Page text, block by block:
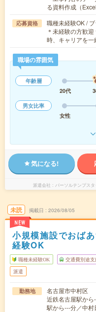
る資料作成（
応募資格
職種未経験OK /
＊未経験の方歓
時、キャリアを
職場の雰囲気
年齢層
20代
男女比率
女性
気になる!
派遣会社 パーソルテンプス
未読
NEW
掲載日 2026/08/05
小規模施設でおば
経験OK
職種未経験OK 交通費別途支
派遣
勤務地
名古屋市中村区
近鉄名古屋駅か
駅から---分／中